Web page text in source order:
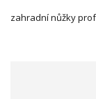
zahradní nůžky